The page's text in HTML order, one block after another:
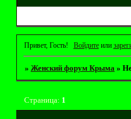
Привет, Гость! Войдитеили
» Женский форум Крыма »
Страница: 1